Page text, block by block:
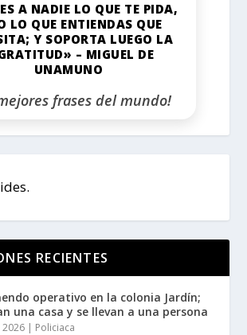
A NADIE LO QUE TE PIDA,
LO QUE ENTIENDAS QUE
Y SOPORTA LUEGO LA
– MIGUEL DE
UNAMUNO
frases del mundo!
RECIENTES
operativo en la colonia Jardín;
una casa y se llevan a una persona
2026 | Policiaca